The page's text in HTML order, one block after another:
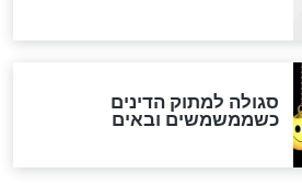
בימות המשיח?